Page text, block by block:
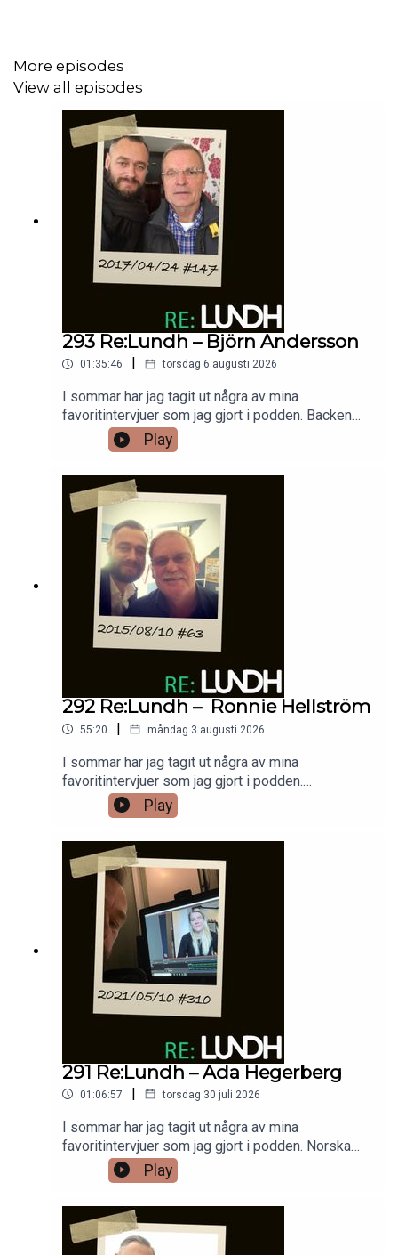
More episodes
View all episodes
293 Re:Lundh – Björn Andersson
01:35:46 torsdag 6 augusti 2026
I sommar har jag tagit ut några av mina
favoritintervjuer som jag gjort i podden. Backen
Björn Andersson gjorde avtryck i både landslaget
och Bayern München som spelare och jobbade
sedan i över 20 år i olika roller i den tyska
storklubben. Han talade om sin framgångsrika
karriär när jag träffade honom våren 2017.
Play
292 Re:Lundh – Ronnie Hellström
55:20 | måndag 3 augusti 2026
I sommar har jag tagit ut några av mina
favoritintervjuer som jag gjort i podden.
Målvaktsgiganten Ronnie Hellström som gick
bort 2022 klassades på 1970-talet som världens
sin framgångsrika karriär när jag träffade honom
sommaren 2015.
Play
291 Re:Lundh – Ada Hegerberg
01:06:57 | torsdag 30 juli 2026
I sommar har jag tagit ut några av mina
favoritintervjuer som jag gjort i podden. Norska
superstjärnan Ada Hegerberg har varit en spelare
som brutit ny mark i fotbollsvärlden. När jag
om vikten att stå upp för sina rättigheter.
Play